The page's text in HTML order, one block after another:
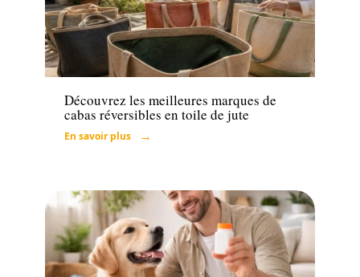
Découvrez les meilleures marques de
cabas réversibles en toile de jute
En savoir plus